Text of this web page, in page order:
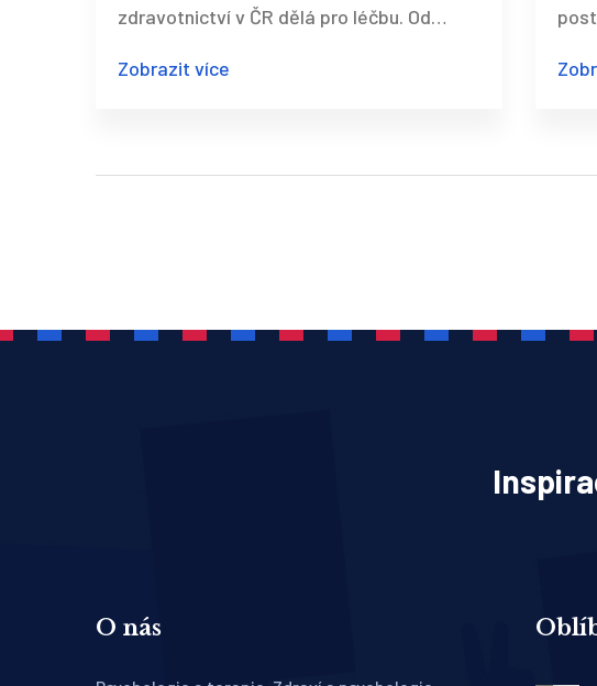
zdravotnictví v ČR dělá pro léčbu. Od
Zobrazit více
15-
O nás